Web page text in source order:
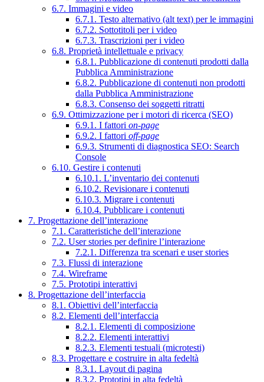
6.7. Immagini e video
6.7.1. Testo alternativo (alt text) per le immagini
6.7.2. Sottotitoli per i video
6.7.3. Trascrizioni per i video
6.8. Proprietà intellettuale e privacy
6.8.1. Pubblicazione di contenuti prodotti dalla
Pubblica Amministrazione
6.8.2. Pubblicazione di contenuti non prodotti
dalla Pubblica Amministrazione
6.8.3. Consenso dei soggetti ritratti
6.9. Ottimizzazione per i motori di ricerca (SEO)
6.9.1. I fattori on-page
6.9.2. I fattori off-page
6.9.3. Strumenti di diagnostica SEO: Search
Console
6.10. Gestire i contenuti
6.10.1. L’inventario dei contenuti
6.10.2. Revisionare i contenuti
6.10.3. Migrare i contenuti
6.10.4. Pubblicare i contenuti
7. Progettazione dell’interazione
7.1. Caratteristiche dell’interazione
7.2. User stories per definire l’interazione
7.2.1. Differenza tra scenari e user stories
7.3. Flussi di interazione
7.4. Wireframe
7.5. Prototipi interattivi
8. Progettazione dell’interfaccia
8.1. Obiettivi dell’interfaccia
8.2. Elementi dell’interfaccia
8.2.1. Elementi di composizione
8.2.2. Elementi interattivi
8.2.3. Elementi testuali (microtesti)
8.3. Progettare e costruire in alta fedeltà
8.3.1. Layout di pagina
8.3.2. Prototipi in alta fedeltà